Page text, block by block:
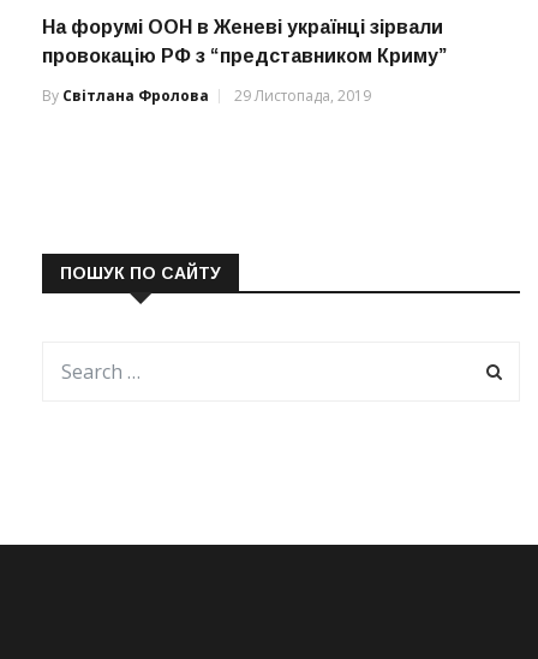
На форумі ООН в Женеві українці зірвали
провокацію РФ з “представником Криму”
By Світлана Фролова 29 Листопада, 2019
ПОШУК ПО САЙТУ